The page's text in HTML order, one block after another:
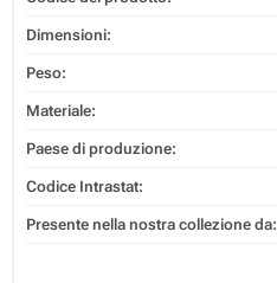
Dimensioni:
Peso:
Materiale:
Paese di produzione:
Codice Intrastat:
Presente nella nostra collezione da: